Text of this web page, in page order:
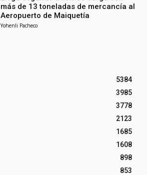
más de 13 toneladas de mercancía al
Aeropuerto de Maiquetía
Yohenli Pacheco
5384
3985
3778
2123
1685
1608
898
853